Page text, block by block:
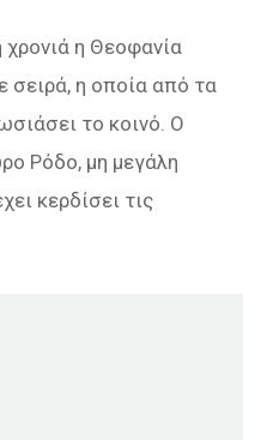
χρονιά η Θεοφανία
σειρά, η οποία από τα
το κοινό. Ο
Ρόδο, μη μεγάλη
κερδίσει τις